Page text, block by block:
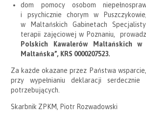
dom pomocy osobom
i psychicznie chorym w
w Maltańskich Gabinetach
terapii zajęciowej w Poznaniu,
Polskich Kawalerów Maltańskich w
Maltańska”, KRS 0000207523.
Za każde okazane przez Państwa
przy wypełnianiu deklaracji
potrzebujących.
Skarbnik ZPKM, Piotr Rozwadowski